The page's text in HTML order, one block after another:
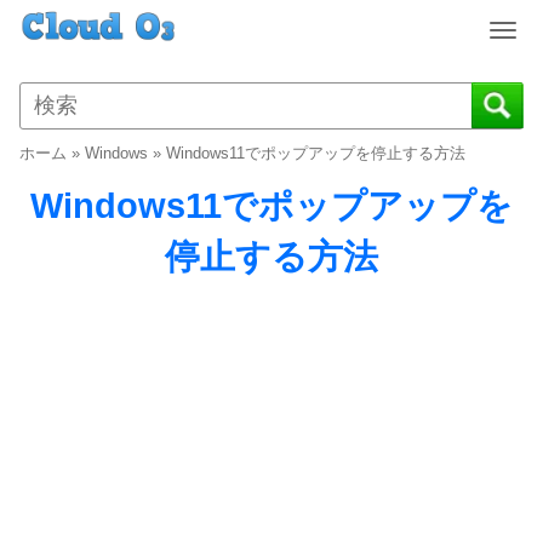
T
g
g
a
ホーム » Windows » Windows11でポップアップを停止する方法
Windows11でポップアップを
停止する方法